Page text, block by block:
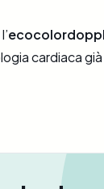
cardiaca già